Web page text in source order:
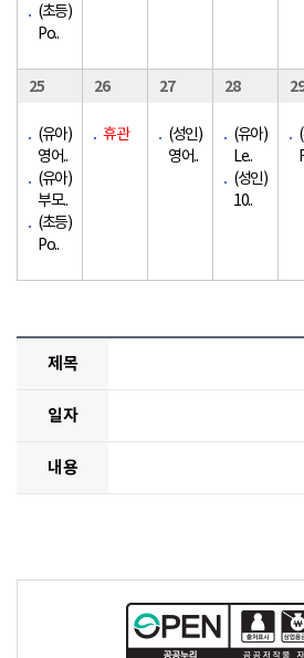
(초등)
Po..
25
(유아)
영어..
(유아)
부모..
(초등)
Po..
26
휴관
27
(성인)
영어..
28
(유아)
Le..
(성인)
10..
29
제목
일자
내용